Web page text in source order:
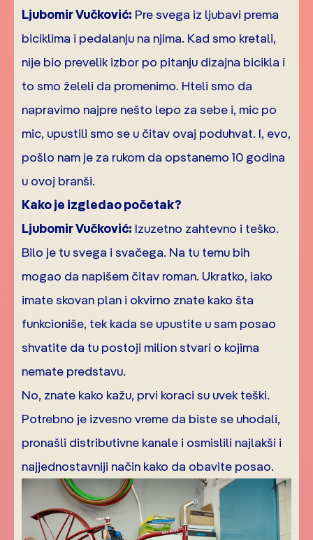
Ljubomir Vučković: Pre svega iz ljubavi prema
biciklima i pedalanju na njima. Kad smo kretali,
nije bio prevelik izbor po pitanju dizajna bicikla i
to smo želeli da promenimo. Hteli smo da
napravimo najpre nešto lepo za sebe i, mic po
mic, upustili smo se u čitav ovaj poduhvat. I, evo,
pošlo nam je za rukom da opstanemo 10 godina
u ovoj branši.
Kako je izgledao početak?
Ljubomir Vučković: Izuzetno zahtevno i teško.
Bilo je tu svega i svačega. Na tu temu bih
mogao da napišem čitav roman. Ukratko, iako
imate skovan plan i okvirno znate kako šta
funkcioniše, tek kada se upustite u sam posao
shvatite da tu postoji milion stvari o kojima
nemate predstavu.
No, znate kako kažu, prvi koraci su uvek teški.
Potrebno je izvesno vreme da biste se uhodali,
pronašli distributivne kanale i osmislili najlakši i
najjednostavniji način kako da obavite posao.